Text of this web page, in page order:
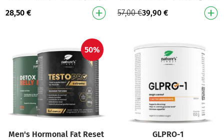
lichaamsgewicht¹ 8-in-1
formule die helpt de eetlus…
28,50€
tot gewichtsverlies¹ Draagt
bij tot gewichtsverlies⁴
57,00€39,90€
50%
Men's Hormonal Fat Reset GLPRO-1